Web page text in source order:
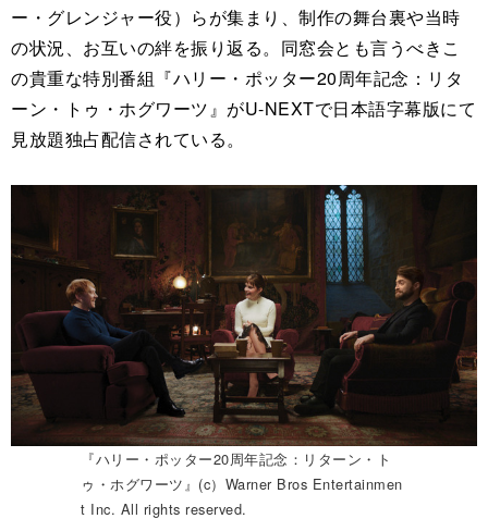
ー・グレンジャー役）らが集まり、制作の舞台裏や当時
の状況、お互いの絆を振り返る。同窓会とも言うべきこ
の貴重な特別番組『ハリー・ポッター20周年記念：リタ
ーン・トゥ・ホグワーツ』がU-NEXTで日本語字幕版にて
見放題独占配信されている。
『ハリー・ポッター20周年記念：リターン・ト
ゥ・ホグワーツ』(c）Warner Bros Entertainmen
t Inc. All rights reserved.